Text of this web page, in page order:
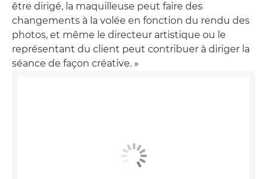
être dirigé, la maquilleuse peut faire des
changements à la volée en fonction du rendu des
photos, et même le directeur artistique ou le
représentant du client peut contribuer à diriger la
séance de façon créative. »